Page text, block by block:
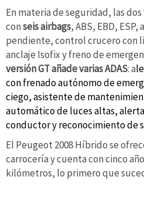
En materia de seguridad, las
conseis airbags, ABS, EBD,
pendiente, control crucero con
anclaje Isofix y freno de
versión GT añade varias ADAS: a
con frenado autónomo de
ciego, asistente de
automático de luces altas,
conductor y reconocimiento de
El Peugeot 2008 Híbrido se
carrocería y cuenta con cinco
kilómetros, lo primero que